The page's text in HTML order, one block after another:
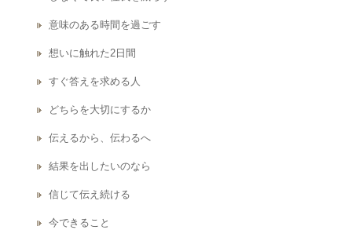
意味のある時間を過ごす
想いに触れた2日間
すぐ答えを求める人
どちらを大切にするか
伝えるから、伝わるへ
結果を出したいのなら
信じて伝え続ける
今できること